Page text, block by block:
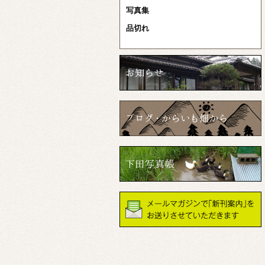
写真集
品切れ